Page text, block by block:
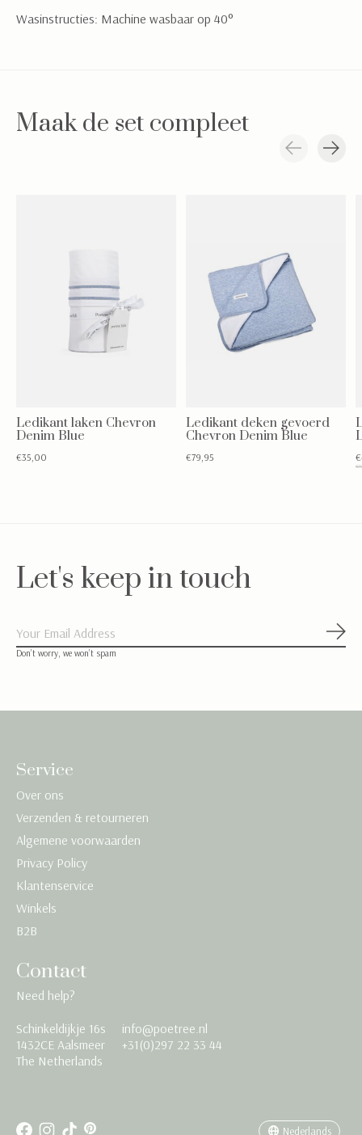
Wasinstructies: Machine wasbaar op 40°
Maak de set compleet
Ledikant laken Chevron
Denim Blue
€35,00
Ledikant deken gevoerd
Chevron Denim Blue
€79,95
Let's keep in touch
Don’t worry, we won’t spam
Service
Over ons
Verzenden & retourneren
Algemene voorwaarden
Privacy Policy
Klantenservice
Winkels
B2B
Contact
Need help?
Schinkeldijkje 16s
1432CE Aalsmeer
The Netherlands
info@poetree.nl
+31(0)297 22 33 44
Nederlands
Nederlands
Abonneer